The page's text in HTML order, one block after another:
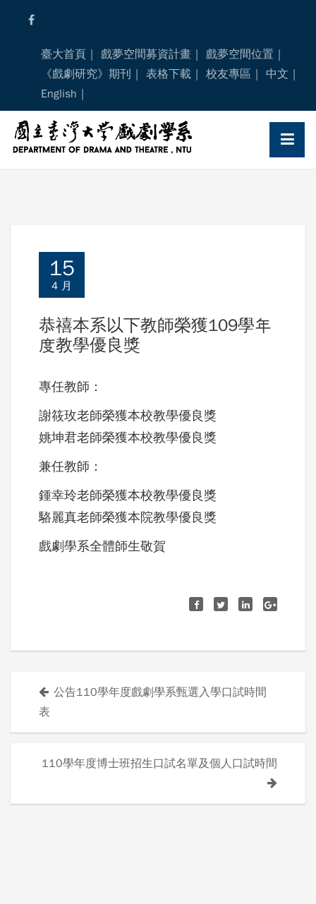
臺大首頁 戲夢空間募資計畫
戲夢空間位置
《戲劇研究》期刊
表格下載 校友專區
中文
English
15
4 月
恭禧本系以下教師榮獲109學年
度教學優良獎
專任教師：
謝筱玫老師榮獲本校教學優良獎
姚坤君老師榮獲本校教學優良獎
兼任教師：
鍾幸玲老師榮獲本校教學優良獎
駱麗真老師榮獲本院教學優良獎
戲劇學系全體師生敬賀
章
覽
公告110學年度戲劇學系甄選入學口試時間
表
110學年度博士班招生口試名單及個人口試時間